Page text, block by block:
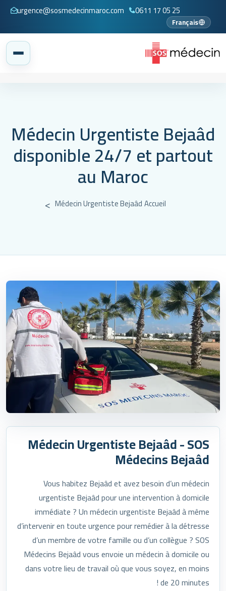
0611 17 05 25
urgence@sosmedecinmaroc.com
Français
Médecin Urgentiste Bejaâd
disponible 24/7 et partout
au Maroc
Accueil
Médecin Urgentiste Bejaâd
Médecin Urgentiste Bejaâd - SOS
Médecins Bejaâd
Vous habitez Bejaâd et avez besoin d’un médecin
urgentiste Bejaâd pour une intervention à domicile
immédiate ? Un médecin urgentiste Bejaâd à même
d’intervenir en toute urgence pour remédier à la détresse
d’un membre de votre famille ou d’un collègue ? SOS
Médecins Bejaâd vous envoie un médecin à domicile ou
dans votre lieu de travail où que vous soyez, en moins
de 20 minutes !